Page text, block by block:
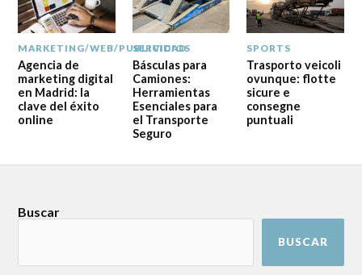
MARKETING/WEB/PUBLICIDAD
Agencia de
marketing digital
en Madrid: la
clave del éxito
online
SERVICIOS
Básculas para
Camiones:
Herramientas
Esenciales para
el Transporte
Seguro
SPORTS
Trasporto veicoli
ovunque: flotte
sicure e
consegne
puntuali
Buscar
BUSCAR